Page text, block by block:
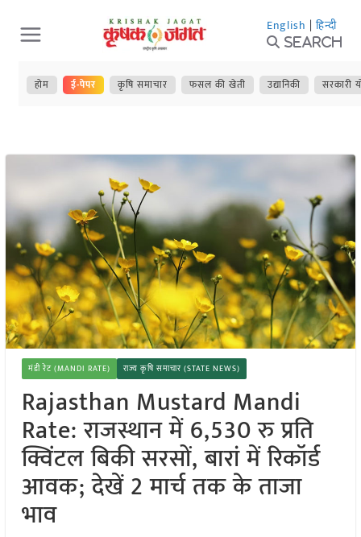
Skip
to
content
English | हिन्दी
Search
होम ई-पेपर कृषि समाचार फसल की खेती उद्यानिकी सरकारी
मंडी रेट (MANDI RATE) राज्य कृषि समाचार (STATE NEWS)
Rajasthan Mustard Mandi
Rate: राजस्थान में 6,530 रु प्रति
क्विंटल बिकी सरसों, बारां में रिकॉर्ड
आवक; देखें 2 मार्च तक के ताजा
भाव